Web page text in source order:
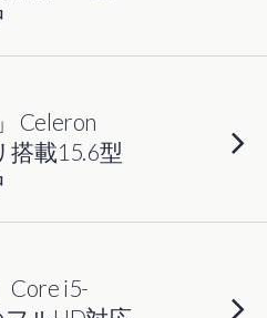
Celeron
搭載15.6型
Core i5-